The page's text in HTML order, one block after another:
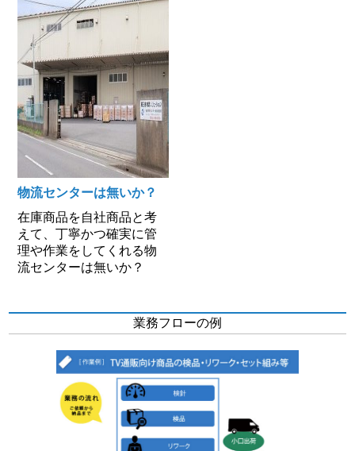
物流センターは無いか？
在庫商品を自社商品と考
えて、丁寧かつ確実に管
理や作業をしてくれる物
流センターは無いか？
業務フローの例